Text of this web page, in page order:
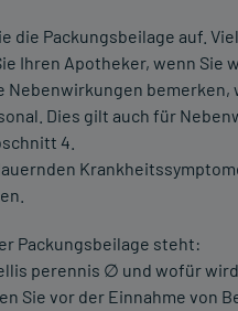
die Packungsbeilage auf.
Ihren Apotheker, wenn Sie
Nebenwirkungen
Dies gilt auch für
4.
Packungsbeilage steht:
perennis ∅ und wofür
Sie vor der Einnahme von